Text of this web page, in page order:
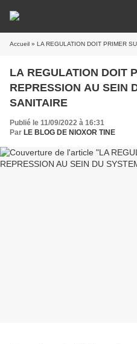
Accueil » LA REGULATION DOIT PRIMER SUR LA
LA REGULATION DOIT
REPRESSION AU SEIN
SANITAIRE
Publié le 11/09/2022 à 16:31
Par LE BLOG DE NIOXOR TINE